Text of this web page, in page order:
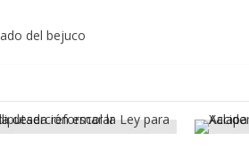
del bejuco